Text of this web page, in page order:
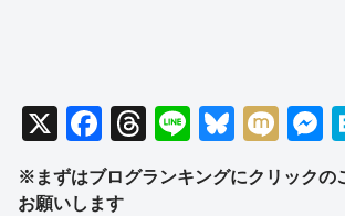
X
F
a
c
T
hr
e
Li
n
e
Bl
e
M
ixi
※まずはブログランキングにクリックの
お願いします